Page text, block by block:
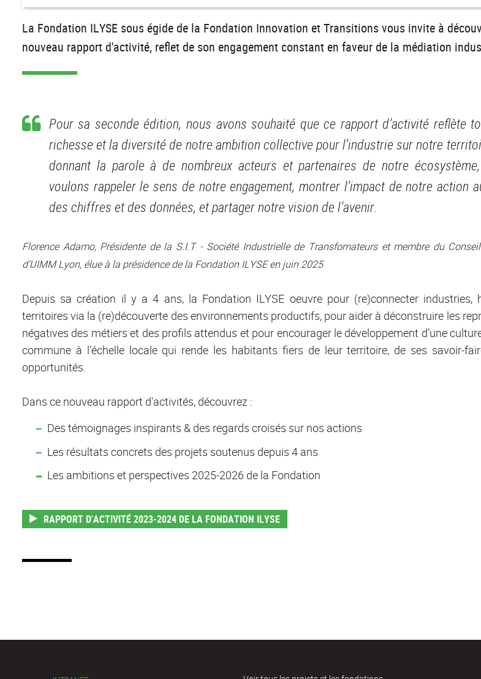
La Fondation ILYSE sous égide de la Fondation Innovation et Transitions vous invite à
nouveau rapport d'activité, reflet de son engagement constant en faveur de la médiation
Pour sa seconde édition, nous avons souhaité que ce rapport d’activité reflète
richesse et la diversité de notre ambition collective pour l’industrie sur notre
donnant la parole à de nombreux acteurs et partenaires de notre
voulons rappeler le sens de notre engagement, montrer l’impact de notre action
des chiffres et des données, et partager notre vision de l’avenir.
Florence Adamo, Présidente de la S.I.T - Société Industrielle de Transfomateurs et membre du
d’UIMM Lyon, élue à la présidence de la Fondation ILYSE en juin 2025
Depuis sa création il y a 4 ans, la Fondation ILYSE oeuvre pour (re)connecter industries,
territoires via la (re)découverte des environnements productifs, pour aider à déconstruire les
négatives des métiers et des profils attendus et pour encourager le développement d’une
commune à l’échelle locale qui rende les habitants fiers de leur territoire, de ses savoir-
opportunités.
Dans ce nouveau rapport d'activités, découvrez :
Des témoignages inspirants & des regards croisés sur nos actions
Les résultats concrets des projets soutenus depuis 4 ans
Les ambitions et perspectives 2025-2026 de la Fondation
RAPPORT D'ACTIVITÉ 2023-2024 DE LA FONDATION ILYSE